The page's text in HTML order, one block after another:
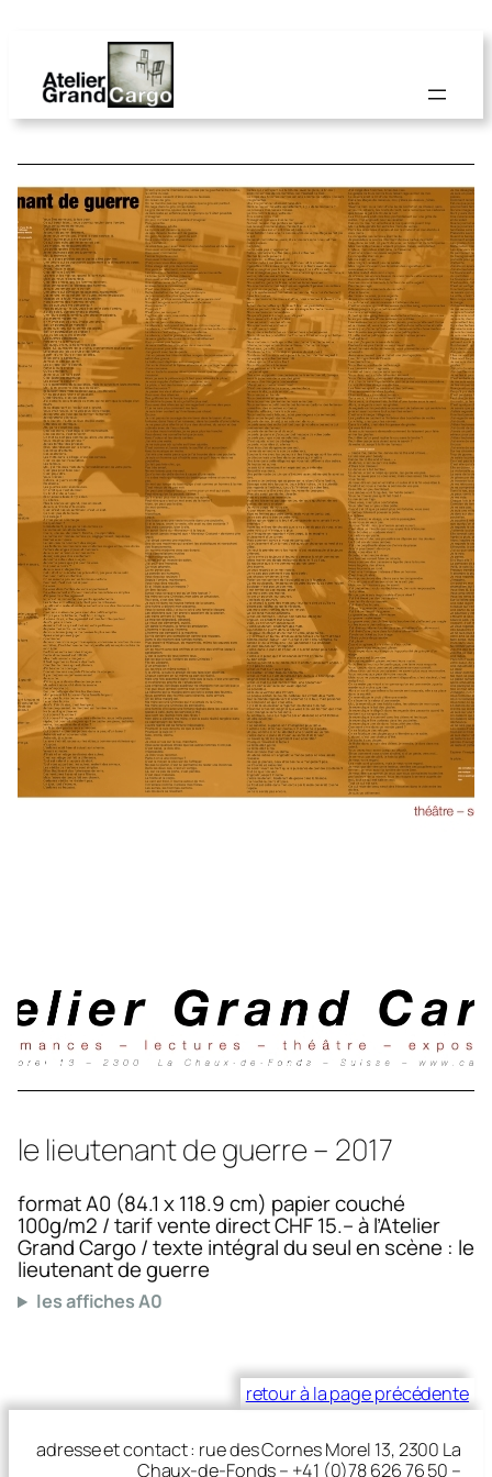
le lieutenant de guerre – 2017
format A0 (84.1 x 118.9 cm) papier couché
100g/m2 / tarif vente direct CHF 15.– à l’Atelier
Grand Cargo / texte intégral du seul en scène : le
lieutenant de guerre
les affiches A0
retour à la page précédente
adresse et contact : rue des Cornes Morel 13, 2300 La
Chaux-de-Fonds – +41 (0)78 626 76 50 –